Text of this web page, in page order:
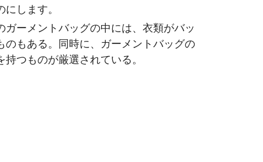
します。
ーメントバッグの中には、衣類がバッ
もある。同時に、ガーメントバッグの
つものが厳選されている。